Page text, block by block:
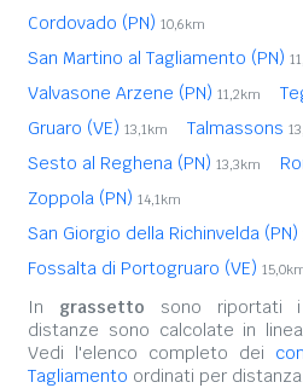
Cordovado (PN) 10,6km
San Martino al Tagliamento (PN)
Valvasone Arzene (PN) 11,2km
Gruaro (VE) 13,1km Talmassons
Sesto al Reghena (PN) 13,3km
Zoppola (PN) 14,1km
San Giorgio della Richinvelda (PN)
Fossalta di Portogruaro (VE)
In grassetto sono riportati
distanze sono calcolate in
Vedi l'elenco completo dei
Tagliamento ordinati per distanza.